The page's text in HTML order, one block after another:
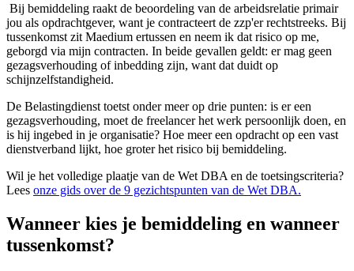
Bij bemiddeling raakt de beoordeling van de arbeidsrelatie primair
jou als opdrachtgever, want je contracteert de zzp'er rechtstreeks. Bij
tussenkomst zit Maedium ertussen en neem ik dat risico op me,
geborgd via mijn contracten. In beide gevallen geldt: er mag geen
gezagsverhouding of inbedding zijn, want dat duidt op
schijnzelfstandigheid.
De Belastingdienst toetst onder meer op drie punten: is er een
gezagsverhouding, moet de freelancer het werk persoonlijk doen, en
is hij ingebed in je organisatie? Hoe meer een opdracht op een vast
dienstverband lijkt, hoe groter het risico bij bemiddeling.
Wil je het volledige plaatje van de Wet DBA en de toetsingscriteria?
Lees onze gids over de 9 gezichtspunten van de Wet DBA.
Wanneer kies je bemiddeling en wanneer
tussenkomst?